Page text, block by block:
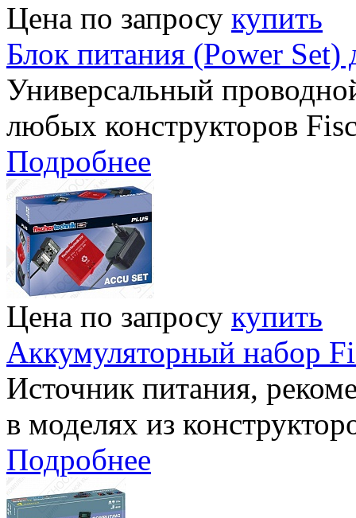
Цена по запросу купить
Блок питания (Power
Универсальный
любых конструкторов
Подробнее
Цена по запросу купить
Аккумуляторный набор
Источник питания,
в моделях из
Подробнее